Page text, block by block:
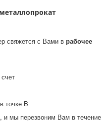
свяжется с Вами в рабочее
точке B
и мы перезвоним Вам в течение